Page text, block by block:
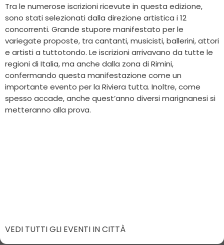
Tra le numerose iscrizioni ricevute in questa edizione,
sono stati selezionati dalla direzione artistica i 12
concorrenti. Grande stupore manifestato per le
variegate proposte, tra cantanti, musicisti, ballerini, attori
e artisti a tuttotondo. Le iscrizioni arrivavano da tutte le
regioni di Italia, ma anche dalla zona di Rimini,
confermando questa manifestazione come un
importante evento per la Riviera tutta. Inoltre, come
spesso accade, anche quest’anno diversi marignanesi si
metteranno alla prova.
VEDI TUTTI GLI EVENTI IN CITTÀ